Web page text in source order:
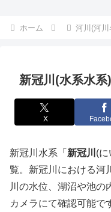
ホーム 河川(河
新冠川(水系水
X
新冠川水系「 新冠川 (
覧。新冠川における河
川の水位、湖沼や池の
カメラにて確認可能で